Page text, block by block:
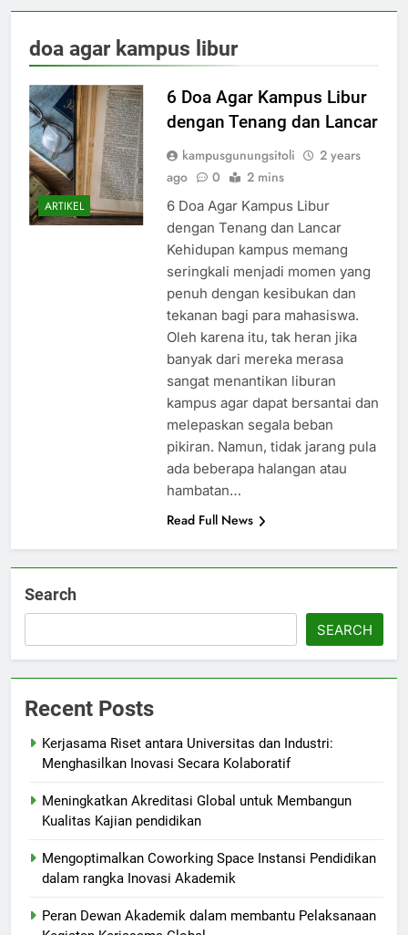
doa agar kampus libur
ARTIKEL
6 Doa Agar Kampus Libur
dengan Tenang dan Lancar
kampusgunungsitoli
2 years
ago
0 2 mins
6 Doa Agar Kampus Libur
dengan Tenang dan Lancar
Kehidupan kampus memang
seringkali menjadi momen yang
penuh dengan kesibukan dan
tekanan bagi para mahasiswa.
Oleh karena itu, tak heran jika
banyak dari mereka merasa
sangat menantikan liburan
kampus agar dapat bersantai dan
melepaskan segala beban
pikiran. Namun, tidak jarang pula
ada beberapa halangan atau
hambatan…
Read Full News
Search
SEARCH
Recent Posts
Kerjasama Riset antara Universitas dan Industri:
Menghasilkan Inovasi Secara Kolaboratif
Meningkatkan Akreditasi Global untuk Membangun
Kualitas Kajian pendidikan
Mengoptimalkan Coworking Space Instansi Pendidikan
dalam rangka Inovasi Akademik
Peran Dewan Akademik dalam membantu Pelaksanaan